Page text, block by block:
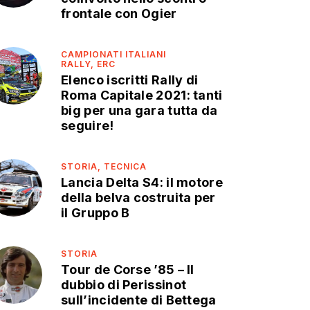
frontale con Ogier
CAMPIONATI ITALIANI
RALLY, ERC
Elenco iscritti Rally di
Roma Capitale 2021: tanti
big per una gara tutta da
seguire!
STORIA, TECNICA
Lancia Delta S4: il motore
della belva costruita per
il Gruppo B
STORIA
Tour de Corse ’85 – Il
dubbio di Perissinot
sull’incidente di Bettega